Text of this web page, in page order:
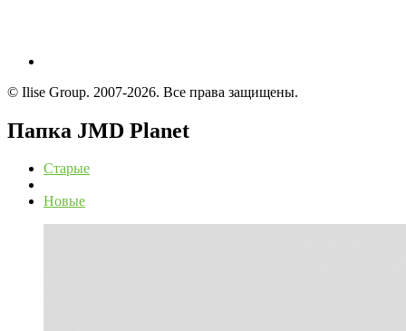
© Ilise Group. 2007-2026. Все права защищены.
Папка JMD Planet
Старые
Новые